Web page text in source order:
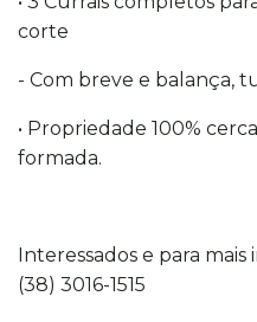
corte
- Com breve e balança,
• Propriedade 100%
formada.
Interessados e para
(38) 3016-1515